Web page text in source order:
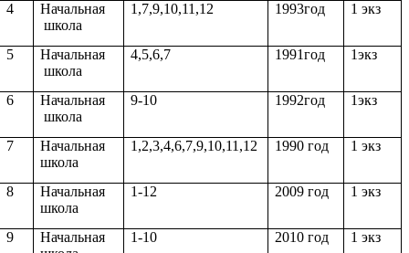
4
Начальная
школа
1,7,9,10,11,12 1993год 1 экз
5
Начальная
школа
4,5,6,7 1991год 1экз
6
Начальная
школа
9-10 1992год 1экз
7
Начальная
школа
1,2,3,4,6,7,9,10,11,12 1990 год 1 экз
8
Начальная
школа
1-12 2009 год 1 экз
9
Начальная
1-10 2010 год 1 экз